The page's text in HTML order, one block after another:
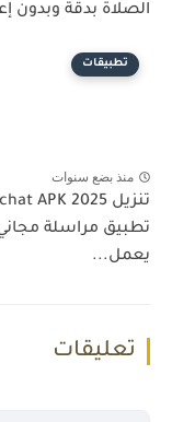
الصلاة بدقة وبدون
تطبيقات
منذ بضع سنوات
تطبيق مراسلة
يعمل...
تعليقات